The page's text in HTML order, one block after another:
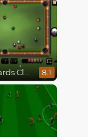
8 Ball Billiards Classic 8.1